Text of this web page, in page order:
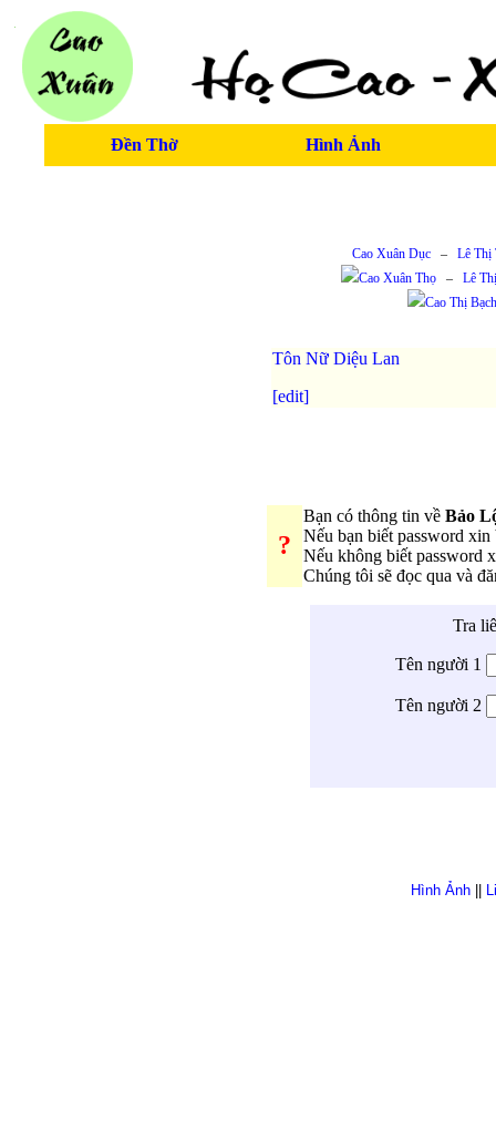
Đền Thờ Hình Ảnh
Cao Xuân Dục– Lê Thị
Cao Xuân Thọ– Lê
Cao Thị
Tôn Nữ Diệu Lan
[edit]
?
Bạn có thông tin về Bảo
Nếu bạn biết password
Nếu không biết password
Chúng tôi sẽ đọc qua và
Tra
Tên người 1
Tên người 2
Hình Ảnh